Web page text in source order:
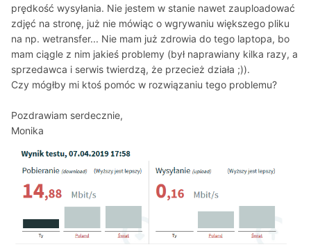
prędkość wysyłania. Nie jestem w stanie nawet zauploadować
zdjęć na stronę, już nie mówiąc o wgrywaniu większego pliku
na np. wetransfer... Nie mam już zdrowia do tego laptopa, bo
mam ciągle z nim jakieś problemy (był naprawiany kilka razy, a
sprzedawca i serwis twierdzą, że przecież działa ;)).
Czy mógłby mi ktoś pomóc w rozwiązaniu tego problemu?
Pozdrawiam serdecznie,
Monika